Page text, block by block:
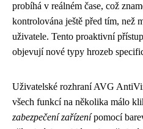
probíhá v reálném čase, což
kontrolována ještě před tím, než
uživatele. Tento proaktivní
objevují nové typy hrozeb
Uživatelské rozhraní AVG
všech funkcí na několika málo
zabezpečení zařízenípomocí